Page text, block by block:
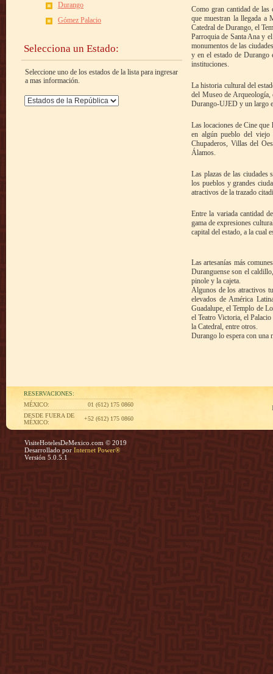
Durango
Gómez Palacio
Selecciona un Estado:
Seleccione uno de los estados de la lista para ingresar
a mas información.
Como gran cantidad de las
que muestran la llegada a
Catedral de Durango, el
Parroquia de Santa Ana y
monumentos de las
y en el estado de Durango
instituciones.
La historia cultural del
del Museo de
Durango-UJED y un largo
Las locaciones de Cine que
en algún pueblo del viejo
Chupaderos, Villas del
Álamos.
Las plazas de las ciudades
los pueblos y grandes
atractivos de la trazado
Entre la variada cantidad
gama de expresiones
capital del estado, a la cual
Las artesanías más
Duranguense son el
pinole y la cajeta.
Algunos de los atractivos
elevados de América
Guadalupe, el Templo de
el Teatro Victoria, el
la Catedral, entre otros.
Durango lo espera con una
RESERVACIONES:
MÉXICO:
01 (612) 175 0860
DESDE FUERA DE
MÉXICO:
+52 (612) 175 0860
VisiteHotelesDeMexico.com © 2019
Desarrollado por Internet Power®
Versión 5.0.5.1